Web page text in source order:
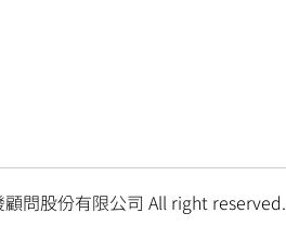
問股份有限公司 All right reserved.